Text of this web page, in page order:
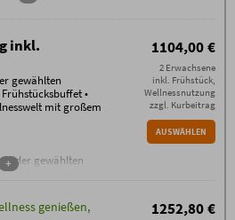
inkl.
gewählten
•
mit großem
der gewählten
+
1104,00 €
2 Erwachsene
inkl. Frühstück,
Wellnessnutzung
zzgl. Kurbeitrag
AUSWÄHLEN
genießen,
1252,80 €